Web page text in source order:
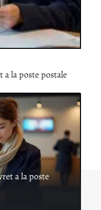
la poste postale
a la poste
Sitemap